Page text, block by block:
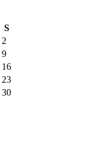
S
2
9
16
23
30